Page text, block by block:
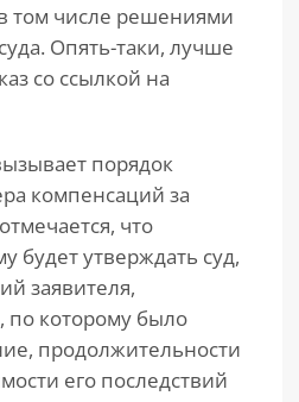
том числе решениями
Опять-таки, лучше
со ссылкой на
порядок
компенсаций за
что
будет утверждать суд,
заявителя,
по которому было
продолжительности
его последствий